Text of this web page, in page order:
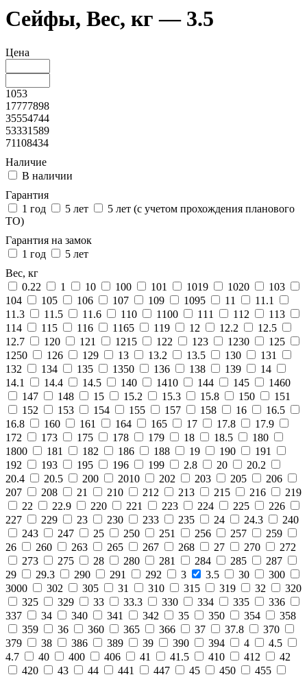
Сейфы, Вес, кг — 3.5
Цена
1053
17777898
35554744
53331589
71108434
Наличие
В наличии
Гарантия
1 год
5 лет
5 лет (с учетом прохождения планового
ТО)
Гарантия на замок
1 год
5 лет
Вес, кг
0.22
1 10 100 101 1019 1020
103
104
105 106 107 109 1095 11
11.1
11.3
11.5 11.6 110 1100 111 112
113
114
115 116 1165 119 12 12.2
12.5
12.7
120 121 1215 122 123 1230
125
1250
126 129 13 13.2 13.5 130
131
132
134 135 1350 136 138 139
14
14.1
14.4 14.5 140 1410 144 145
1460
147
148 15 15.2 15.3 15.8 150
151
152
153 154 155 157 158 16
16.5
16.8
160 161 164 165 17 17.8
17.9
172
173 175 178 179 18 18.5
180
1800
181 182 186 188 19 190
191
192
193 195 196 199 2.8 20
20.2
20.4
20.5 200 2010 202 203 205
206
207
208 21 210 212 213 215 216
219
22
22.9 220 221 223 224 225
226
227
229 23 230 233 235 24 24.3
240
243
247 25 250 251 256 257
259
26
260 263 265 267 268 27 270
272
273
275 28 280 281 284 285
287
29
29.3 290 291 292 3 3.5 30
300
3000
302 305 31 310 315 319 32
320
325
329 33 33.3 330 334 335
336
337
34 340 341 342 35 350 354
358
359
36 360 365 366 37 37.8
370
379
38 386 389 39 390 394 4
4.5
4.7
40 400 406 41 41.5 410 412
42
420
43 44 441 447 45 450
455